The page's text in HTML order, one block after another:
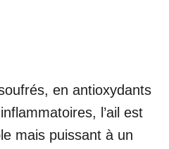
en antioxydants
l’ail est
mais puissant à un